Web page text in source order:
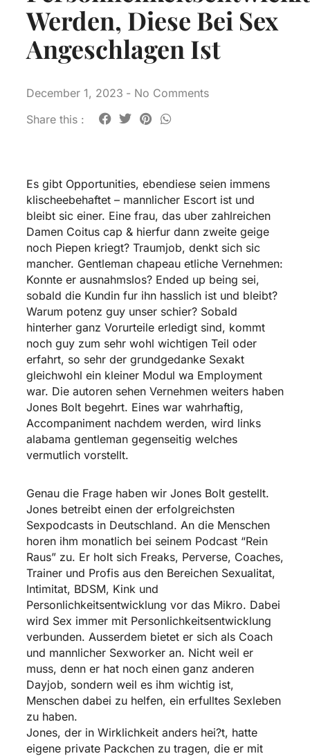
Werden, Diese Bei Sex
Angeschlagen Ist
December 1, 2023 - No Comments
Share this :
Es gibt Opportunities, ebendiese seien immens
klischeebehaftet – mannlicher Escort ist und
bleibt sic einer. Eine frau, das uber zahlreichen
Damen Coitus cap & hierfur dann zweite geige
noch Piepen kriegt? Traumjob, denkt sich sic
mancher. Gentleman chapeau etliche Vernehmen:
Konnte er ausnahmslos? Ended up being sei,
sobald die Kundin fur ihn hasslich ist und bleibt?
Warum potenz guy unser schier? Sobald
hinterher ganz Vorurteile erledigt sind, kommt
noch guy zum sehr wohl wichtigen Teil oder
erfahrt, so sehr der grundgedanke Sexakt
gleichwohl ein kleiner Modul wa Employment
war. Die autoren sehen Vernehmen weiters haben
Jones Bolt begehrt. Eines war wahrhaftig,
Accompaniment nachdem werden, wird links
alabama gentleman gegenseitig welches
vermutlich vorstellt.
Genau die Frage haben wir Jones Bolt gestellt.
Jones betreibt einen der erfolgreichsten
Sexpodcasts in Deutschland. An die Menschen
horen ihm monatlich bei seinem Podcast “Rein
Raus” zu. Er holt sich Freaks, Perverse, Coaches,
Trainer und Profis aus den Bereichen Sexualitat,
Intimitat, BDSM, Kink und
Personlichkeitsentwicklung vor das Mikro. Dabei
wird Sex immer mit Personlichkeitsentwicklung
verbunden. Ausserdem bietet er sich als Coach
und mannlicher Sexworker an. Nicht weil er
muss, denn er hat noch einen ganz anderen
Dayjob, sondern weil es ihm wichtig ist,
Menschen dabei zu helfen, ein erfulltes Sexleben
zu haben.
Jones, der in Wirklichkeit anders hei?t, hatte
eigene private Packchen zu tragen, die er mit